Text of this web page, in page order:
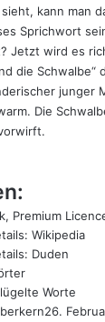
sieht, kann man
Sprichwort
Jetzt wird es
die Schwalbe“
junger
Die
, Premium
Wikipedia
Duden
Worte
26.